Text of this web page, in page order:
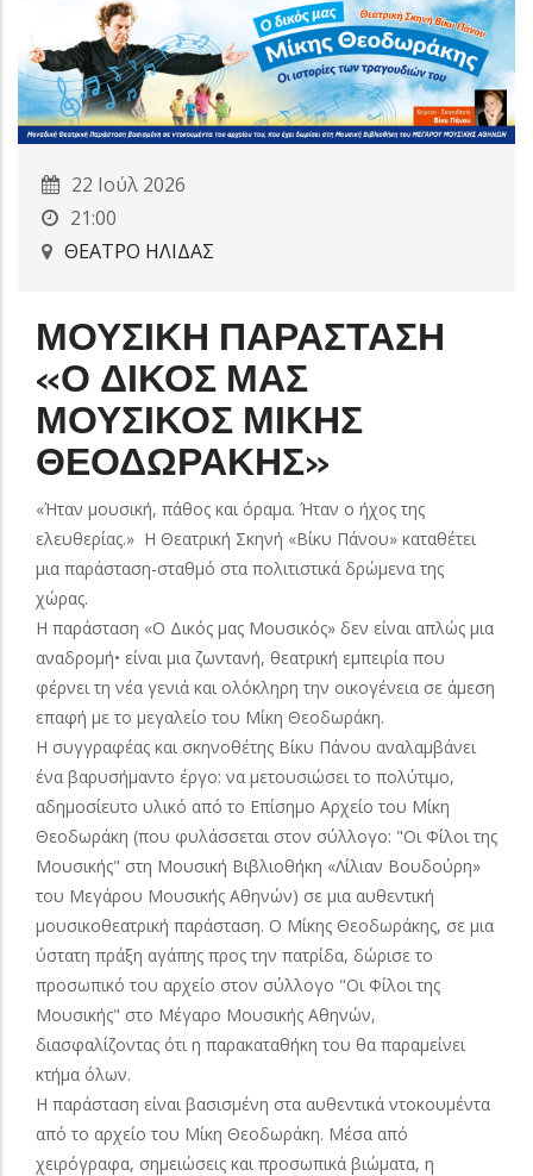
22 Ιούλ 2026
21:00
ΘΕΑΤΡΟ ΗΛΙΔΑΣ
ΜΟΥΣΙΚΗ ΠΑΡΑΣΤΑΣΗ
«Ο ΔΙΚΟΣ ΜΑΣ
ΜΟΥΣΙΚΟΣ ΜΙΚΗΣ
ΘΕΟΔΩΡΑΚΗΣ»
«Ήταν μουσική, πάθος και όραμα. Ήταν ο ήχος της
ελευθερίας.» Η Θεατρική Σκηνή «Βίκυ Πάνου» καταθέτει
μια παράσταση-σταθμό στα πολιτιστικά δρώμενα της
χώρας.
Η παράσταση «Ο Δικός μας Μουσικός» δεν είναι απλώς μια
αναδρομή• είναι μια ζωντανή, θεατρική εμπειρία που
φέρνει τη νέα γενιά και ολόκληρη την οικογένεια σε άμεση
επαφή με το μεγαλείο του Μίκη Θεοδωράκη.
Η συγγραφέας και σκηνοθέτης Βίκυ Πάνου αναλαμβάνει
ένα βαρυσήμαντο έργο: να μετουσιώσει το πολύτιμο,
αδημοσίευτο υλικό από το Επίσημο Αρχείο του Μίκη
Θεοδωράκη (που φυλάσσεται στον σύλλογο: "Οι Φίλοι της
Μουσικής" στη Μουσική Βιβλιοθήκη «Λίλιαν Βουδούρη»
του Μεγάρου Μουσικής Αθηνών) σε μια αυθεντική
μουσικοθεατρική παράσταση. Ο Μίκης Θεοδωράκης, σε μια
ύστατη πράξη αγάπης προς την πατρίδα, δώρισε το
προσωπικό του αρχείο στον σύλλογο "Οι Φίλοι της
Μουσικής" στο Μέγαρο Μουσικής Αθηνών,
διασφαλίζοντας ότι η παρακαταθήκη του θα παραμείνει
κτήμα όλων.
Η παράσταση είναι βασισμένη στα αυθεντικά ντοκουμέντα
από το αρχείο του Μίκη Θεοδωράκη. Μέσα από
χειρόγραφα, σημειώσεις και προσωπικά βιώματα, η